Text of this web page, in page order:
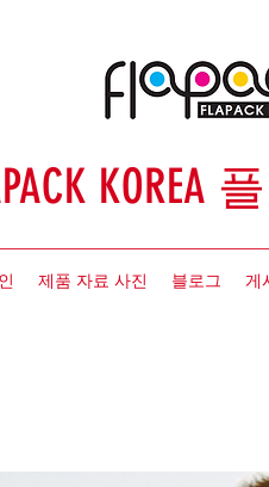
제품 자료 사진 블로그 게